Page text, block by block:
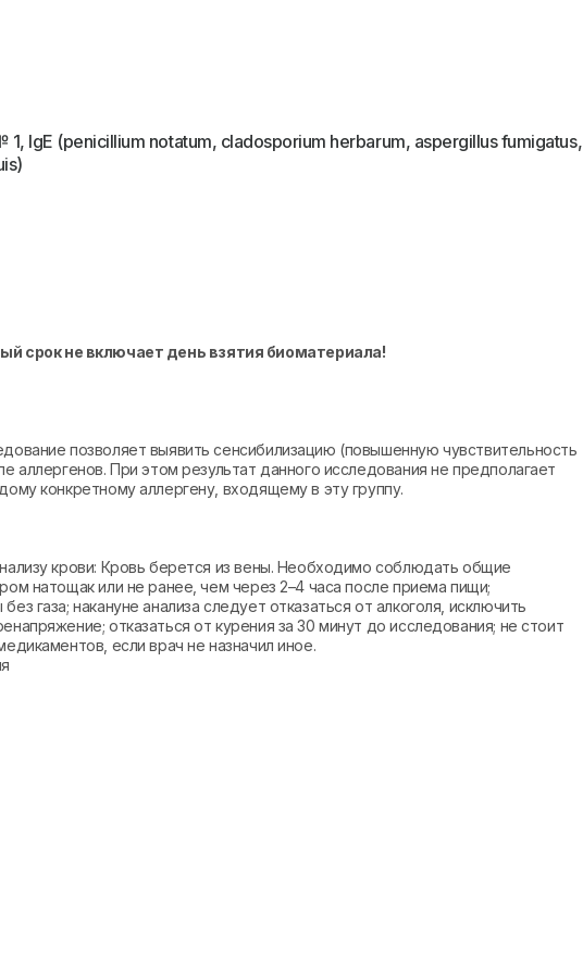
IgE (penicillium notatum, cladosporium herbarum, aspergillus fumigatus,
срок не включает день взятия биоматериала!
позволяет выявить сенсибилизацию (повышенную чувствительность
аллергенов. При этом результат данного исследования не предполагает
конкретному аллергену, входящему в эту группу.
крови: Кровь берется из вены. Необходимо соблюдать общие
натощак или не ранее, чем через 2–4 часа после приема пищи;
газа; накануне анализа следует отказаться от алкоголя, исключить
отказаться от курения за 30 минут до исследования; не стоит
если врач не назначил иное.